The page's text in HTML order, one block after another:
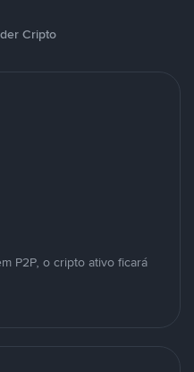
Cripto
P2P, o cripto ativo ficará